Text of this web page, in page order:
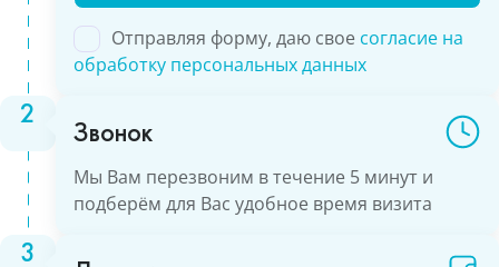
this
field
empty.
Отправляя форму, даю свое согласие на
обработку персональных данных
Звонок
Мы Вам перезвоним в течение 5 минут и
подберём для Вас удобное время визита